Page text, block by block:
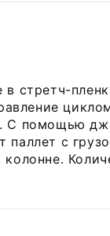
в стретч-
С помощью
с